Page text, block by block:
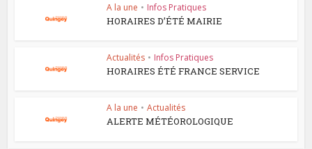
A la une • Infos Pratiques
HORAIRES D’ÉTÉ MAIRIE
Actualités • Infos Pratiques
HORAIRES ÉTÉ FRANCE SERVICE
A la une • Actualités
ALERTE MÉTÉOROLOGIQUE